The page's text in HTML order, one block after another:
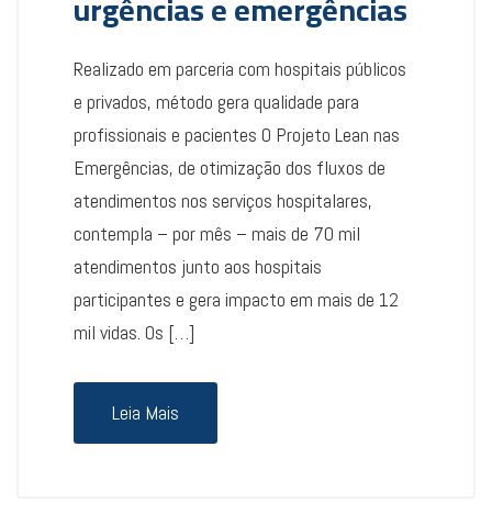
Realizado em parceria com hospitais públicos
e privados, método gera qualidade para
profissionais e pacientes O Projeto Lean nas
Emergências, de otimização dos fluxos de
atendimentos nos serviços hospitalares,
contempla – por mês – mais de 70 mil
atendimentos junto aos hospitais
participantes e gera impacto em mais de 12
mil vidas. Os […]
Leia Mais